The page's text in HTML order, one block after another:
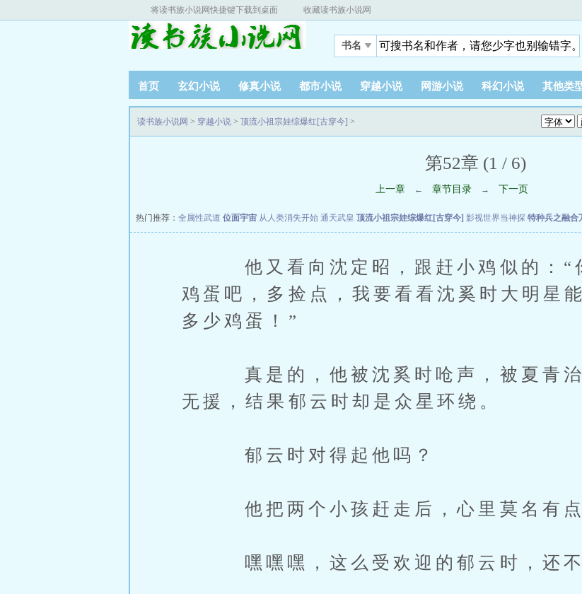
将读书族小说网快捷键下载到桌面 收藏读书族小说网
书名
首页 玄幻小说 修真小说 都市小说 穿越小说 网游小说 科幻小说 其他类
读书族小说网 > 穿越小说 > 顶流小祖宗娃综爆红[古穿今] >
第52章 (1 / 6)
上一章 ← 章节目录 → 下一页
热门推荐： 全属性武道 位面宇宙 从人类消失开始 通天武皇 顶流小祖宗娃综爆红[古穿今] 影视世界当神探 特种兵之融合
他又看向沈定昭，跟赶小鸡似的：“
鸡蛋吧，多捡点，我要看看沈奚时大明星
多少鸡蛋！”
真是的，他被沈奚时呛声，被夏青治
无援，结果郁云时却是众星环绕。
郁云时对得起他吗？
他把两个小孩赶走后，心里莫名有点
嘿嘿嘿，这么受欢迎的郁云时，还不